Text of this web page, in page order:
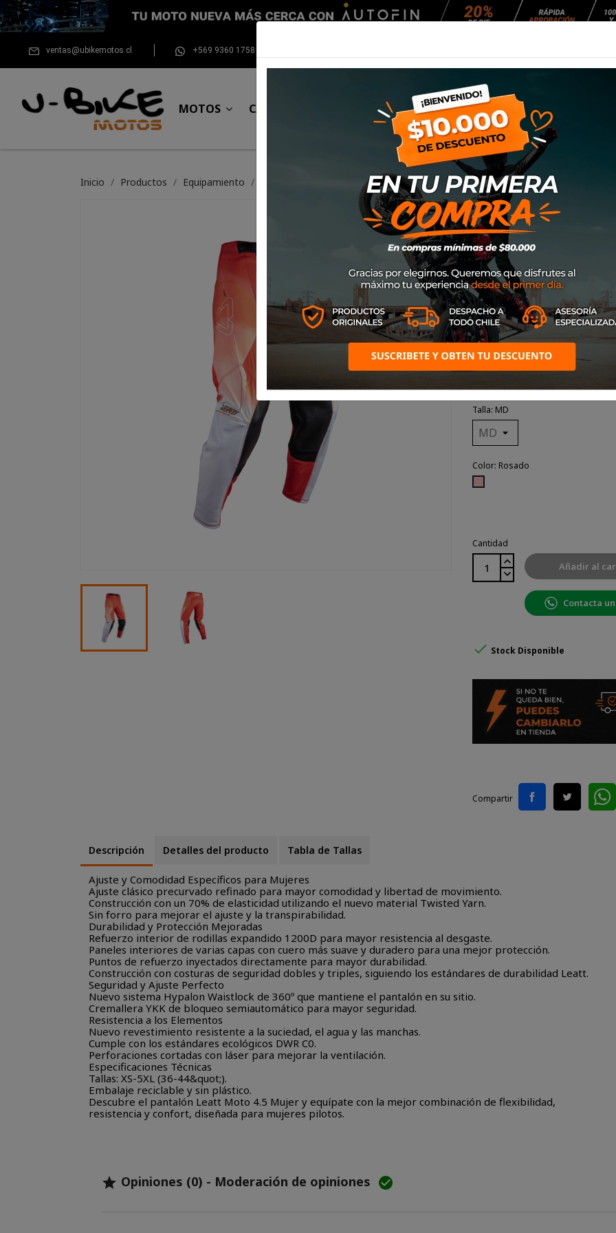
ventas@ubikemotos.cl +569 9360 1758
MOTOS CASCOS EQUIPAMIENTO NEUMÁTICOS MANTENCIÓN
Inicio Productos Equipamiento Off-Road Pantalones Pantalon Leatt Moto 4.5 Mujer
Pantalon Leatt
Marca Leatt
SKU502600086
$157.900
Los pantalones Leatt Moto
para ofrecer el mejor ajuste,
comodidad y
elasticidad, ajuste
refuerzos en zonas clave,
la mejor experiencia en la
pista.
Talla: MD
Color: Rosado
Cantidad
Añadir al
Contacta
 Stock Disponible
Compartir
Descripción Detalles del producto Tabla de Tallas
Ajuste y Comodidad Específicos para Mujeres
Ajuste clásico precurvado refinado para mayor comodidad y libertad de movimiento.
Construcción con un 70% de elasticidad utilizando el nuevo material Twisted Yarn.
Sin forro para mejorar el ajuste y la transpirabilidad.
Durabilidad y Protección Mejoradas
Refuerzo interior de rodillas expandido 1200D para mayor resistencia al desgaste.
Paneles interiores de varias capas con cuero más suave y duradero para una mejor protección.
Puntos de refuerzo inyectados directamente para mayor durabilidad.
Construcción con costuras de seguridad dobles y triples, siguiendo los estándares de durabilidad Leatt.
Seguridad y Ajuste Perfecto
Nuevo sistema Hypalon Waistlock de 360º que mantiene el pantalón en su sitio.
Cremallera YKK de bloqueo semiautomático para mayor seguridad.
Resistencia a los Elementos
Nuevo revestimiento resistente a la suciedad, el agua y las manchas.
Cumple con los estándares ecológicos DWR C0.
Perforaciones cortadas con láser para mejorar la ventilación.
Especificaciones Técnicas
Tallas: XS-5XL (36-44&quot;).
Embalaje reciclable y sin plástico.
Descubre el pantalón Leatt Moto 4.5 Mujer y equípate con la mejor combinación de flexibilidad,
resistencia y confort, diseñada para mujeres pilotos.
 Opiniones (0) - Moderación de opiniones 